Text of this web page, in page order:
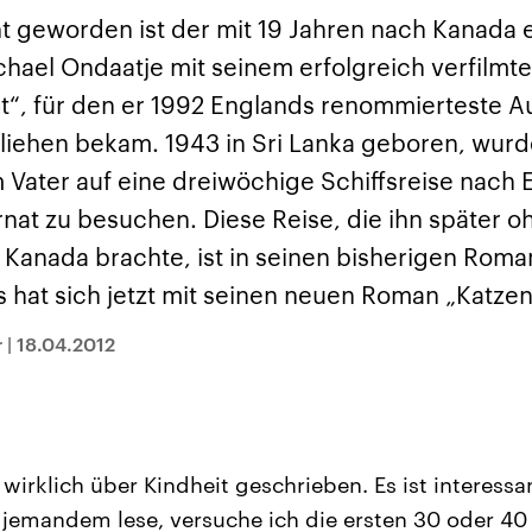
und
gehören die
Staaten zu
der Erde, mit
Einfluss auf das
Weltgeschehen.
Der Überfall der
palästinensischen
Terrororganisation
Hamas im Oktober 2023
auf Israel hat in der
Region wieder die
Gewalt entfacht. Israel
möchte die Hamas
zerstören. Diese wird wie
die Hisbollah im Libanon
vom Iran unterstützt.
Der Iran – seit der
Islamischen
1979 auch
Republik Iran – ist
von einem
Religionsführer
regierter Staat im
Osten. Eine
zu Israel und zu
ist fest in der
Staatsideologie
verankert.
geworden ist der mit 19 Jahren nach Kanada
Ondaatje mit seinem erfolgreich
für den er 1992 Englands renommierteste
bekam. 1943 in Sri Lanka geboren,
Vater auf eine dreiwöchige Schiffsreise nach
zu besuchen. Diese Reise, die ihn später
brachte, ist in seinen bisherigen
hat sich jetzt mit seinen neuen Roman
| 18.04.2012
wirklich über Kindheit geschrieben. Es ist
lese, versuche ich die ersten 30 oder